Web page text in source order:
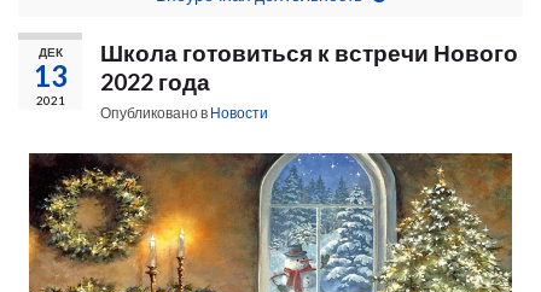
ДЕК
13
2021
Школа готовиться к встречи Нового
2022 года
Опубликовано в Новости